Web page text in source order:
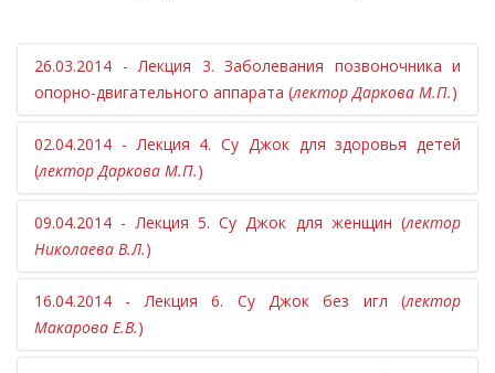
26.03.2014 - Лекция 3. Заболевания позвоночника и
опорно-двигательного аппарата (лектор Даркова М.П.)
На вебинаре вы получите ответ на вопрос «Как можно
поддерживать здоровье позвоночника в любом
возрасте».
Ни для кого не секрет, что от состояния позвоночника
напрямую зависит физическое и духовное здоровье
где и как образуется блоки и зажимы, препятствующие
нормальному протеканию энергии и вызывающие
заболевания позвоночника, узнаете, почему такое
02.04.2014 - Лекция 4. Су Джок для здоровья детей
(лектор Даркова М.П.)
Будут рассмотрены аспекты лечения детей, начиная от
младенческого до подросткового возраста,
разъяснены особенности и даны рекомендации.
Рассказ пойдет о том, как с помощью несложных и
безопасных приемов вылечить простуду или снизить
09.04.2014 - Лекция 5. Су Джок для женщин (лектор
Николаева В.Л.)
Эту лекцию можно рекомендовать всем женщинам без
исключения, ведь разговор пойдет о сохранении и
поддержании женского здоровья методами Су Джок
16.04.2014 - Лекция 6. Су Джок без игл (лектор
Макарова Е.В.)